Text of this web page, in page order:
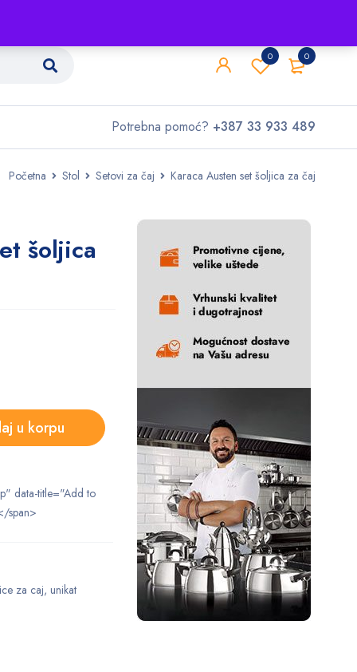
0
0
Potrebna pomoć? +387 33 933 489
Početna Stol Setovi za čaj Karaca Austen set šoljica za čaj
šoljica
u korpu
data-title="Add to
span>
za caj, unikat